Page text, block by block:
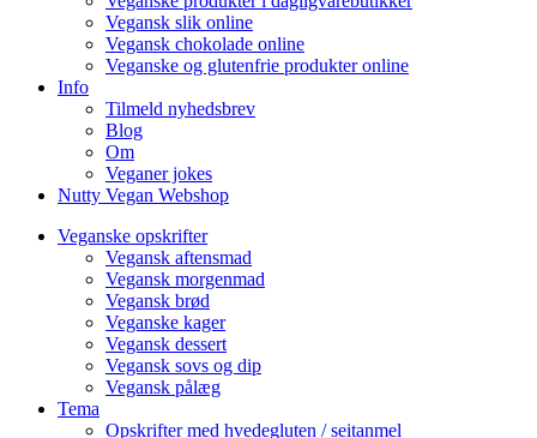
Vegansk slik online
Vegansk chokolade online
Veganske og glutenfrie produkter online
Info
Tilmeld nyhedsbrev
Blog
Om
Veganer jokes
Nutty Vegan Webshop
Veganske opskrifter
Vegansk aftensmad
Vegansk morgenmad
Vegansk brød
Veganske kager
Vegansk dessert
Vegansk sovs og dip
Vegansk pålæg
Tema
Opskrifter med hvedegluten / seitanmel